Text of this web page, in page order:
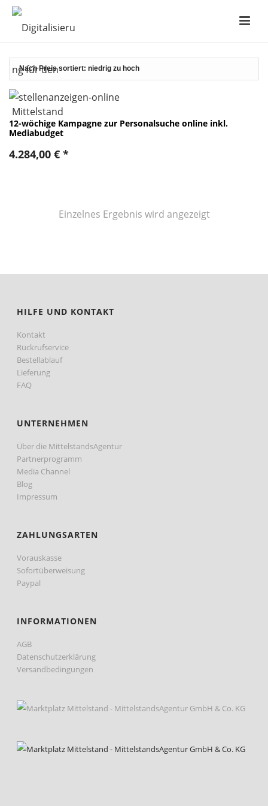
12-wöchige Kampagne zur Personalsuche online inkl.
Mediabudget
4.284,00 € *
Einzelnes Ergebnis wird angezeigt
HILFE UND KONTAKT
Kontakt
Rückrufservice
Bestellablauf
Lieferung
FAQ
UNTERNEHMEN
Über die MittelstandsAgentur
Partnerprogramm
Media Channel
Blog
Impressum
ZAHLUNGSARTEN
Vorauskasse
Sofortüberweisung
Paypal
INFORMATIONEN
AGB
Datenschutzerklärung
Versandbedingungen